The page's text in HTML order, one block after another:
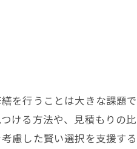
を行うことは大きな課題
ける方法や、見積もりの
慮した賢い選択を支援す